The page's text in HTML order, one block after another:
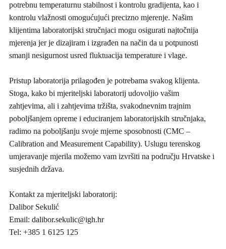
potrebnu temperaturnu stabilnost i kontrolu gradijenta, kao i
kontrolu vlažnosti omogućujući precizno mjerenje. Našim
klijentima laboratorijski stručnjaci mogu osigurati najtočnija
mjerenja jer je dizajiram i izgrađen na način da u potpunosti
smanji nesigurnost usred fluktuacija temperature i vlage.
Pristup laboratorija prilagođen je potrebama svakog klijenta.
Stoga, kako bi mjeriteljski laboratorij udovoljio vašim
zahtjevima, ali i zahtjevima tržišta, svakodnevnim trajnim
poboljšanjem opreme i educiranjem laboratorijskih stručnjaka,
radimo na poboljšanju svoje mjerne sposobnosti (CMC –
Calibration and Measurement Capability). Uslugu terenskog
umjeravanje mjerila možemo vam izvršiti na području Hrvatske i
susjednih država.
Kontakt za mjeriteljski laboratorij:
Dalibor Sekulić
Email: dalibor.sekulic@igh.hr
Tel: +385 1 6125 125